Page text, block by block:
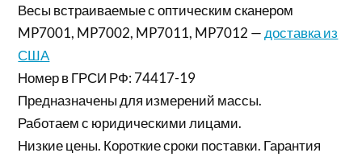
Весы встраиваемые с оптическим сканером
MP7001, MP7002, MP7011, MP7012 — доставка из
США
Номер в ГРСИ РФ: 74417-19
Предназначены для измерений массы.
Работаем с юридическими лицами.
Низкие цены. Короткие сроки поставки. Гарантия